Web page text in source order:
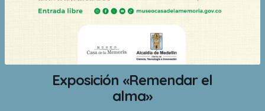
Exposición «Remendar el
alma»